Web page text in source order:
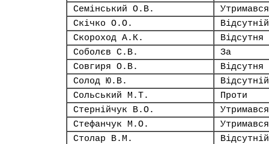
Семінський О.В.
Утримався
Скічко О.О.
Відсутній
Скороход А.К.
Відсутня
Соболєв С.В.
За
Совгиря О.В.
Відсутня
Солод Ю.В.
Відсутній
Сольський М.Т.
Проти
Стернійчук В.О.
Утримався
Стефанчук М.О.
Утримався
Столар В.М.
Відсутній